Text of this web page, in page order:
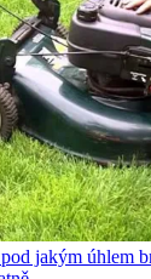
jakým úhlem